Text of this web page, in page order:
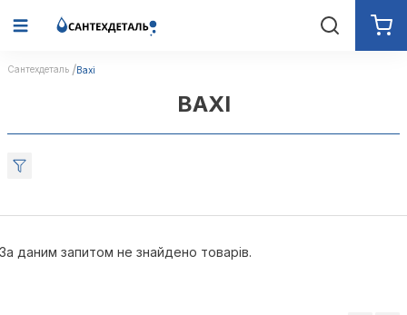
Сантехдеталь Baxi
BAXI
За даним запитом не знайдено товарів.